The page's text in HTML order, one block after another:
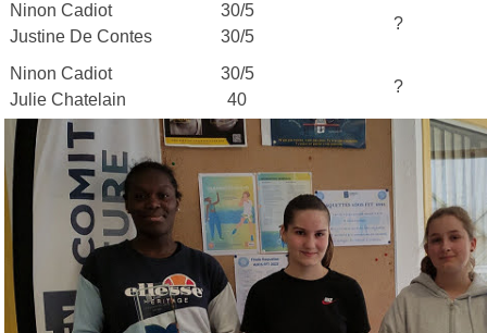
Ninon Cadiot
Justine De Contes
30/5
30/5
?
Ninon Cadiot
Julie Chatelain
30/5
40
?